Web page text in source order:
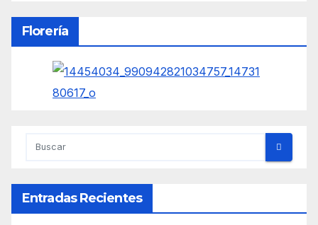
Florería
Entradas Recientes